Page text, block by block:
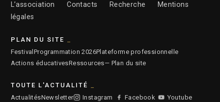
L’association
Contacts Recherche
Mentions
légales
PLAN DU SITE
Festival Programmation 2026Plateforme professionnelle
Actions éducativesRessources— Plan du site
TOUTE L'ACTUALITÉ
ActualitésNewsletter Instagram Facebook Youtube